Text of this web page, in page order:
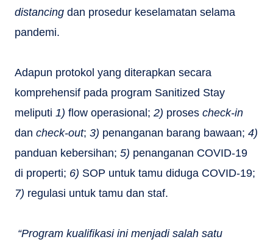
distancing dan prosedur keselamatan selama
pandemi.
Adapun protokol yang diterapkan secara
komprehensif pada program Sanitized Stay
meliputi 1) flow operasional; 2) proses check-in
dan check-out; 3) penanganan barang bawaan; 4)
panduan kebersihan; 5) penanganan COVID-19
di properti; 6) SOP untuk tamu diduga COVID-19;
7) regulasi untuk tamu dan staf.
“Program kualifikasi ini menjadi salah satu